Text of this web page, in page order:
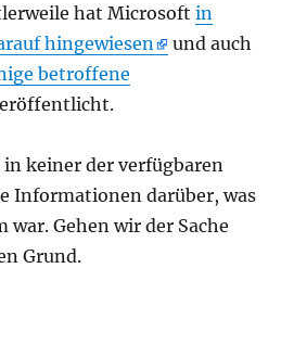
hat Microsoftin
hingewiesen
und auch
betroffene
in keiner der verfügbaren
Informationen darüber, was
war. Gehen wir der Sache
Grund.
Snipping Tool und weitere